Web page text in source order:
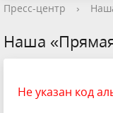
Пресс-центр ›
Наша
Не указан код